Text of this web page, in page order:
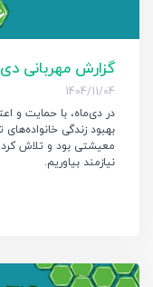
گزارش مهربانی دی ۱۴۰۴ | تأثیر مهربانی شما
1404/11/04
بهبود زندگی
معیشتی بود و تلاش
نیازمند بیاوریم.